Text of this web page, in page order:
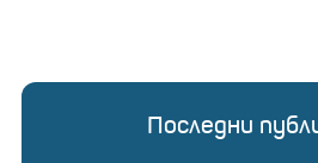
Последни